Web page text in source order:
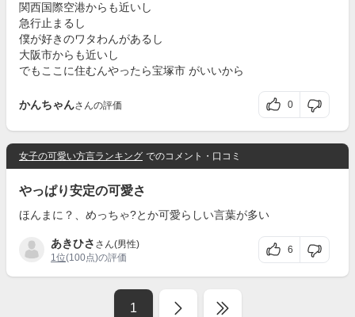
関西国際空港からも近いし
急行止まるし
僕が好きのワタわんがあるし
大阪市からも近いし
でもここに住むんやったら宝塚市 がいいから
かんちゃんさんの評価 0
女子の可愛い方言ランキング でのコメント・口コミ
やっぱり安定の可愛さ
ほんまに？、めっちゃ?とか可愛らしい言葉が多い
あきひさ さん(男性)
1位(100点)の評価
6
1